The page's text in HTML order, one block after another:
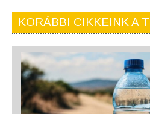
KORÁBBI CIKKEINK A